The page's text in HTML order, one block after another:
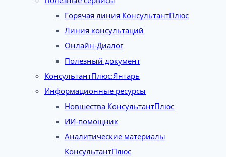
Горячая линия КонсультантПлюс
Линия консультаций
Онлайн-Диалог
Полезный документ
КонсультантПлюс:Янтарь
Информационные ресурсы
Новшества КонсультантПлюс
ИИ-помощник
Аналитические материалы
КонсультантПлюс